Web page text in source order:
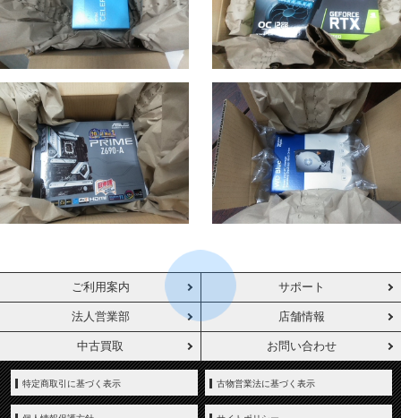
ご利用案内 サポート
法人営業部 店舗情報
中古買取 お問い合わせ
特定商取引に基づく表示 古物営業法に基づく表示